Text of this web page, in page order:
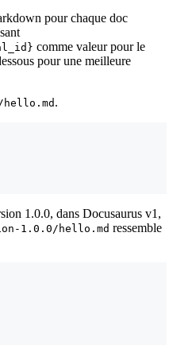
pour chaque doc
comme valeur pour le
pour une meilleure
hello.md.
1.0.0, dans Docusaurus v1,
1.0.0/hello.md ressemble